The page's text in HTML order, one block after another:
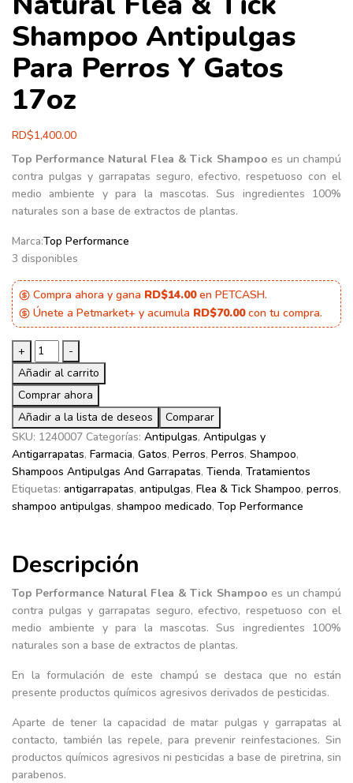
Shampoo Antipulgas
Para Perros Y Gatos
17oz
RD$1,400.00
Top Performance Natural Flea & Tick Shampoo es un champú
contra pulgas y garrapatas seguro, efectivo, respetuoso con el
medio ambiente y para la mascotas. Sus ingredientes 100%
naturales son a base de extractos de plantas.
Marca:Top Performance
3 disponibles
Compra ahora y gana RD$14.00en PETCASH.
Únete a Petmarket+ y acumula RD$70.00con tu compra.
+
Top
Performance
Natural
Flea
&
Tick
Shampoo
Antipulgas
Para
Perros
cantidad
-
Añadir al carrito
Comprar ahora
Añadir a la lista de deseos
Comparar
SKU: 1240007 Categorías: Antipulgas, Antipulgas y
Antigarrapatas, Farmacia, Gatos, Perros, Perros, Shampoo,
Shampoos Antipulgas And Garrapatas, Tienda, Tratamientos
Etiquetas: antigarrapatas, antipulgas, Flea & Tick Shampoo, perros,
shampoo antipulgas, shampoo medicado, Top Performance
Descripción
Top Performance Natural Flea & Tick Shampoo es un champú
contra pulgas y garrapatas seguro, efectivo, respetuoso con el
medio ambiente y para la mascotas. Sus ingredientes 100%
naturales son a base de extractos de plantas.
En la formulación de este champú se destaca que no están
presente productos químicos agresivos derivados de pesticidas.
Aparte de tener la capacidad de matar pulgas y garrapatas al
contacto, también las repele, para prevenir reinfestaciones. Sin
productos químicos agresivos ni pesticidas a base de piretrina, sin
parabenos.